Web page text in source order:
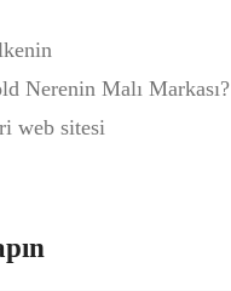
Nerenin Malı Markası?
web sitesi